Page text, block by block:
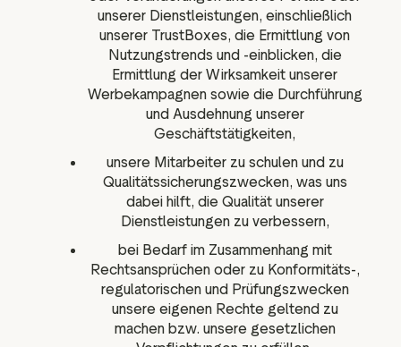
unserer Dienstleistungen, einschließlich
unserer TrustBoxes, die Ermittlung von
Nutzungstrends und -einblicken, die
Ermittlung der Wirksamkeit unserer
Werbekampagnen sowie die Durchführung
und Ausdehnung unserer
Geschäftstätigkeiten,
unsere Mitarbeiter zu schulen und zu
Qualitätssicherungszwecken, was uns
dabei hilft, die Qualität unserer
Dienstleistungen zu verbessern,
bei Bedarf im Zusammenhang mit
Rechtsansprüchen oder zu Konformitäts-,
regulatorischen und Prüfungszwecken
unsere eigenen Rechte geltend zu
machen bzw. unsere gesetzlichen